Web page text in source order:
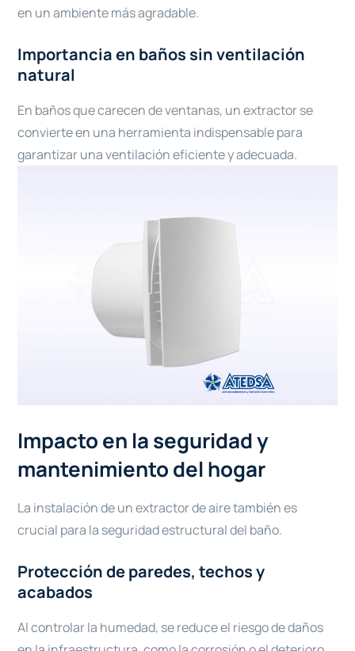
en un ambiente más agradable.
Importancia en baños sin ventilación
natural
En baños que carecen de ventanas, un extractor se
convierte en una herramienta indispensable para
garantizar una ventilación eficiente y adecuada.
Impacto en la seguridad y
mantenimiento del hogar
La instalación de un extractor de aire también es
crucial para la seguridad estructural del baño.
Protección de paredes, techos y
acabados
Al controlar la humedad, se reduce el riesgo de daños